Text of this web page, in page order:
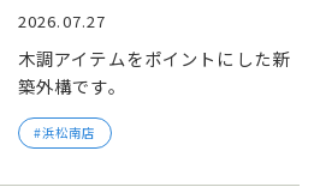
2026.07.27
木調アイテムをポイントにした新
築外構です。
浜松南店